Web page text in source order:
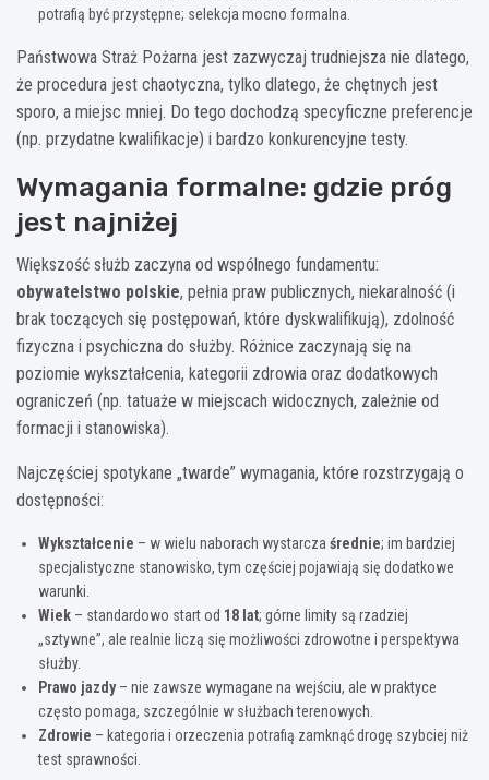
potrafią być przystępne; selekcja mocno formalna.
Państwowa Straż Pożarna jest zazwyczaj trudniejsza nie dlatego,
że procedura jest chaotyczna, tylko dlatego, że chętnych jest
sporo, a miejsc mniej. Do tego dochodzą specyficzne preferencje
(np. przydatne kwalifikacje) i bardzo konkurencyjne testy.
Wymagania formalne: gdzie próg
jest najniżej
Większość służb zaczyna od wspólnego fundamentu:
obywatelstwo polskie, pełnia praw publicznych, niekaralność (i
brak toczących się postępowań, które dyskwalifikują), zdolność
fizyczna i psychiczna do służby. Różnice zaczynają się na
poziomie wykształcenia, kategorii zdrowia oraz dodatkowych
ograniczeń (np. tatuaże w miejscach widocznych, zależnie od
formacji i stanowiska).
Najczęściej spotykane „twarde” wymagania, które rozstrzygają o
dostępności:
Wykształcenie – w wielu naborach wystarcza średnie; im bardziej
specjalistyczne stanowisko, tym częściej pojawiają się dodatkowe
warunki.
Wiek – standardowo start od 18 lat; górne limity są rzadziej
„sztywne”, ale realnie liczą się możliwości zdrowotne i perspektywa
służby.
Prawo jazdy– nie zawsze wymagane na wejściu, ale w praktyce
często pomaga, szczególnie w służbach terenowych.
Zdrowie – kategoria i orzeczenia potrafią zamknąć drogę szybciej niż
test sprawności.